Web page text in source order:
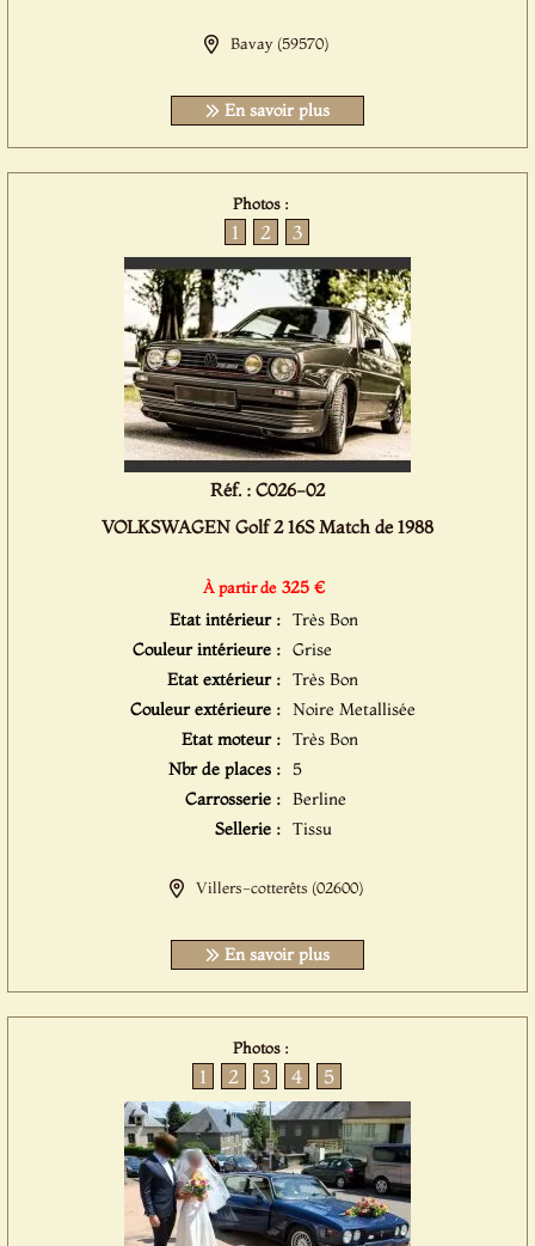
Bavay (59570)
En savoir plus
Photos :
1 2 3
Réf. : C026-02
VOLKSWAGEN Golf 2 16S Match de 1988
À partir de 325 €
Etat intérieur : Très Bon
Couleur intérieure : Grise
Etat extérieur : Très Bon
Couleur extérieure : Noire Metallisée
Etat moteur : Très Bon
Nbr de places : 5
Carrosserie : Berline
Sellerie : Tissu
Villers-cotterêts (02600)
En savoir plus
Photos :
1 2 3 4 5